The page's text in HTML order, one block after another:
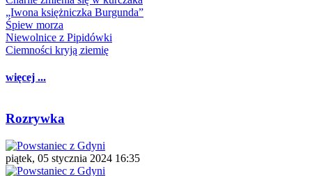
„Iwona księżniczka Burgunda”
Śpiew morza
Niewolnice z Pipidówki
Ciemności kryją ziemię
więcej ...
Rozrywka
piątek, 05 stycznia 2024 16:35